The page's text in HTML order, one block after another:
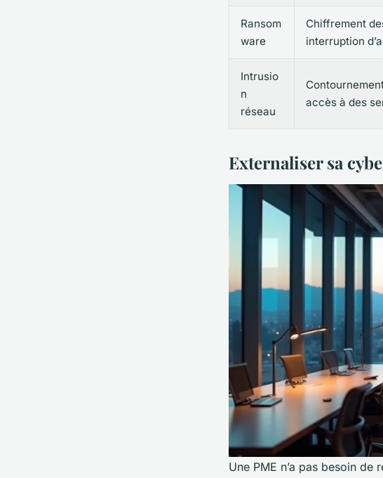
Ransom
ware
Chiffrement
interruption
Intrusio
n
réseau
accès à des
Externaliser sa
Une PME n’a pas besoin